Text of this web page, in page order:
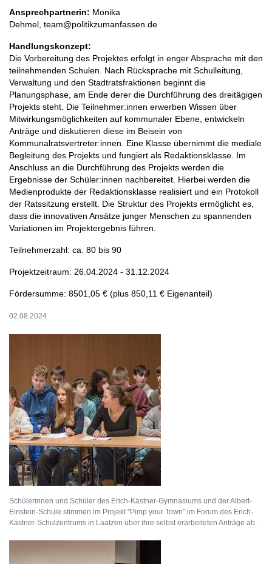
Ansprechpartnerin: Monika
Dehmel, team@politikzumanfassen.de
Handlungskonzept:
Die Vorbereitung des Projektes erfolgt in enger Absprache mit den
teilnehmenden Schulen. Nach Rücksprache mit Schulleitung,
Verwaltung und den Stadtratsfraktionen beginnt die
Planungsphase, am Ende derer die Durchführung des dreitägigen
Projekts steht. Die Teilnehmer:innen erwerben Wissen über
Mitwirkungsmöglichkeiten auf kommunaler Ebene, entwickeln
Anträge und diskutieren diese im Beisein von
Kommunalratsvertreter:innen. Eine Klasse übernimmt die mediale
Begleitung des Projekts und fungiert als Redaktionsklasse. Im
Anschluss an die Durchführung des Projekts werden die
Ergebnisse der Schüler:innen nachbereitet. Hierbei werden die
Medienprodukte der Redaktionsklasse realisiert und ein Protokoll
der Ratssitzung erstellt. Die Struktur des Projekts ermöglicht es,
dass die innovativen Ansätze junger Menschen zu spannenden
Variationen im Projektergebnis führen.
Teilnehmerzahl: ca. 80 bis 90
Projektzeitraum: 26.04.2024 - 31.12.2024
Fördersumme: 8501,05 € (plus 850,11 € Eigenanteil)
02.08.2024
Schülerinnen und Schüler des Erich-Kästner-Gymnasiums und der Albert-
Einstein-Schule stimmen im Projekt "Pimp your Town" im Forum des Erich-
Kästner-Schulzentrums in Laatzen über ihre selbst erarbeiteten Anträge ab.